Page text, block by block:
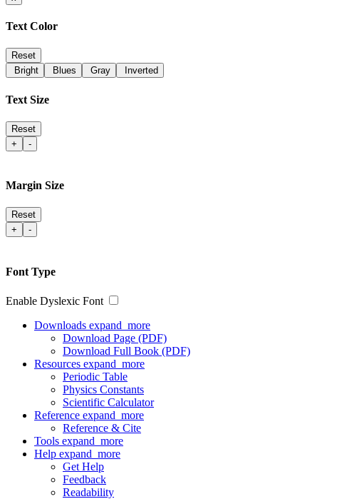
Text Color
Reset
Bright
Blues Gray Inverted
Text Size
Reset
+
-
Margin Size
Reset
+
-
Font Type
Enable Dyslexic Font
Downloads expand_more
Download Page (PDF)
Download Full Book (PDF)
Resources expand_more
Periodic Table
Physics Constants
Scientific Calculator
Reference expand_more
Reference & Cite
Tools expand_more
Help expand_more
Get Help
Feedback
Readability